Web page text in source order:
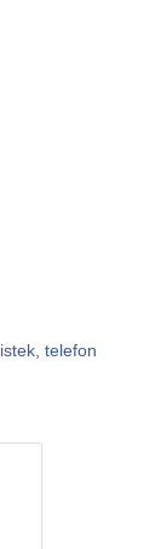
istek ,telefon